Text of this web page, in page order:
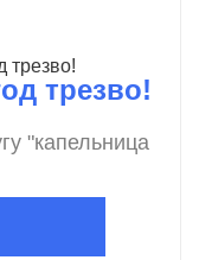
трезво!
"капельница